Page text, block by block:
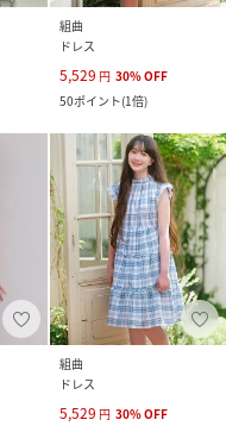
組曲
ドレス
5,529 円 30%OFF
50ポイント(1倍)
組曲
ドレス
5,529 円 30%OFF